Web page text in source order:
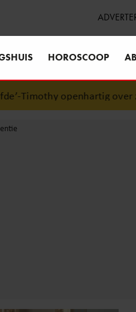
HOROSCOOP
over zijn coming-out